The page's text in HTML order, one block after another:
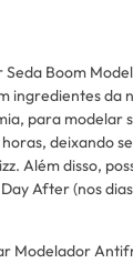
Boom
ingredientes da
para modelar
deixando
Além disso,
After (nos
Modelador